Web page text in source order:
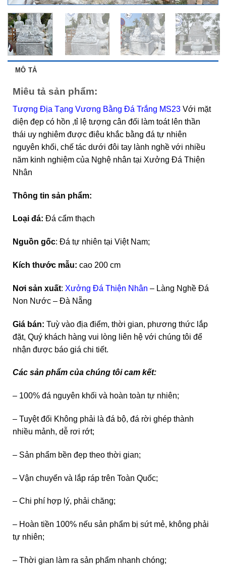
MÔ TẢ
Miêu tả sản phẩm:
Tượng Địa Tạng Vương Bằng Đá Trắng MS23 Với mặt
diện đẹp có hồn ,tỉ lệ tượng cân đối làm toát lên thần
thái uy nghiêm được điêu khắc bằng đá tự nhiên
nguyên khối, chế tác dưới đôi tay lành nghề với nhiều
năm kinh nghiệm của Nghệ nhân tại Xưởng Đá Thiện
Nhân
Thông tin sản phẩm:
Loại đá: Đá cẩm thạch
Nguồn gốc: Đá tự nhiên tại Việt Nam;
Kích thước mẫu: cao 200 cm
Nơi sản xuất: Xưởng Đá Thiện Nhân – Làng Nghề Đá
Non Nước – Đà Nẵng
Giá bán: Tuỳ vào địa điểm, thời gian, phương thức lắp
đặt, Quý khách hàng vui lòng liên hệ với chúng tôi để
nhận được báo giá chi tiết.
Các sản phẩm của chúng tôi cam kết:
– 100% đá nguyên khối và hoàn toàn tự nhiên;
– Tuyệt đối Không phải là đá bộ, đá rời ghép thành
nhiều mảnh, dễ rơi rớt;
– Sản phẩm bền đẹp theo thời gian;
– Vận chuyển và lắp ráp trên Toàn Quốc;
– Chi phí hợp lý, phải chăng;
– Hoàn tiền 100% nếu sản phẩm bị sứt mẻ, không phải
tự nhiên;
– Thời gian làm ra sản phẩm nhanh chóng;